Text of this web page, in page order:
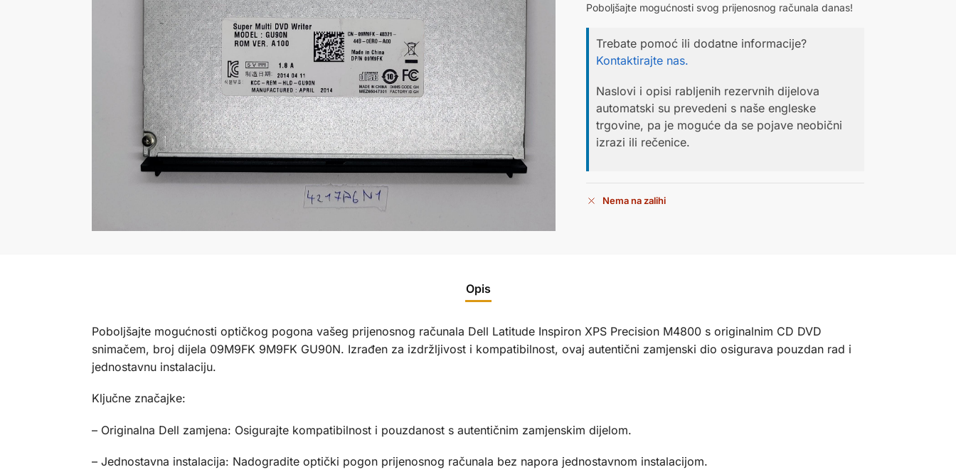
Poboljšajte mogućnosti svog prijenosnog računala danas!
Trebate pomoć ili dodatne informacije?
Kontaktirajte nas.
Naslovi i opisi rabljenih rezervnih dijelova
automatski su prevedeni s naše engleske
trgovine, pa je moguće da se pojave neobični
izrazi ili rečenice.
Nema na zalihi
Opis
Poboljšajte mogućnosti optičkog pogona vašeg prijenosnog računala Dell Latitude Inspiron XPS Precision M4800 s originalnim CD DVD
snimačem, broj dijela 09M9FK 9M9FK GU90N. Izrađen za izdržljivost i kompatibilnost, ovaj autentični zamjenski dio osigurava pouzdan rad i
jednostavnu instalaciju.
Ključne značajke:
– Originalna Dell zamjena: Osigurajte kompatibilnost i pouzdanost s autentičnim zamjenskim dijelom.
– Jednostavna instalacija: Nadogradite optički pogon prijenosnog računala bez napora jednostavnom instalacijom.